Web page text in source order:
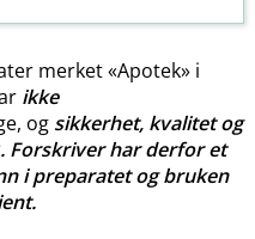
merket «Apotek» i
ikke
og sikkerhet, kvalitet og
. Forskriver har derfor et
i preparatet og bruken